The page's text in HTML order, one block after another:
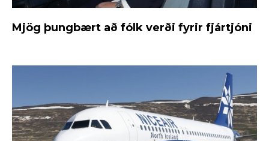
Mjög þungbært að fólk verði fyrir fjártjóni